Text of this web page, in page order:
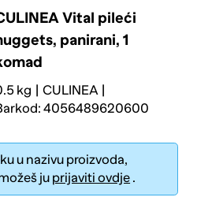
Vital pileći
panirani, 1
kg
CULINEA
4056489620600
u nazivu proizvoda,
ju prijaviti ovdje .